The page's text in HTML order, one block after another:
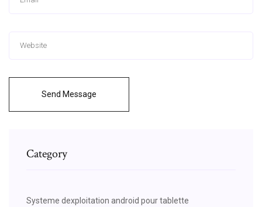
Send Message
Category
Systeme dexploitation android pour tablette